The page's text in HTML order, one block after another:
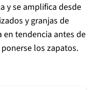
y se amplifica desde
y granjas de
tendencia antes de
los zapatos.